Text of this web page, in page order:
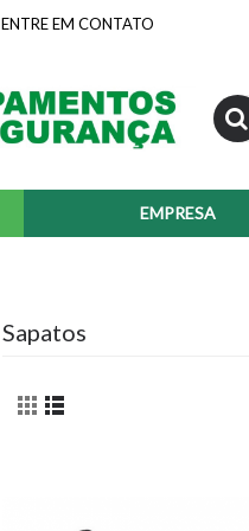
ENTRE EM CONTATO
EMPRESA
Sapatos